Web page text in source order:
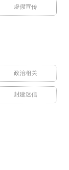
虚假宣传
政治相关
封建迷信